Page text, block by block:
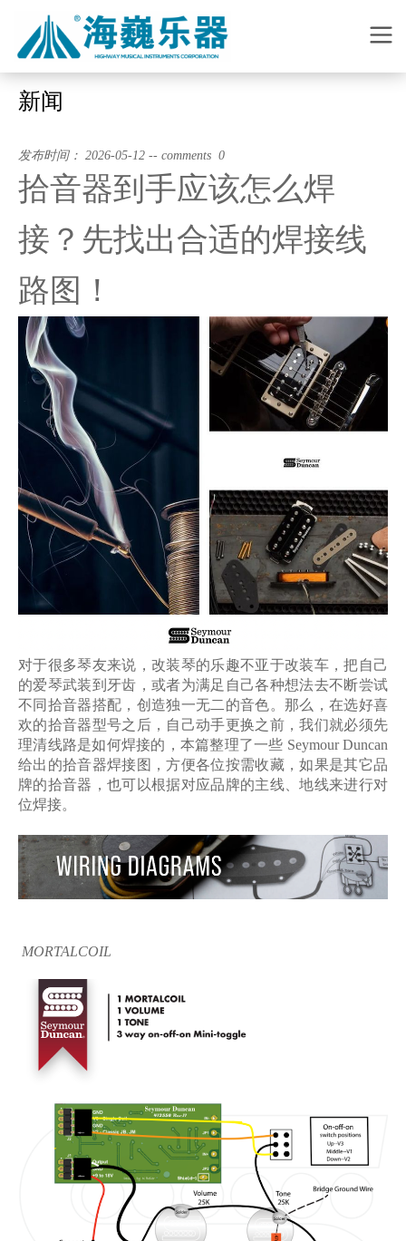
新闻
发布时间： 2026-05-12 -- comments 0
拾音器到手应该怎么焊
接？先找出合适的焊接线
路图！
对于很多琴友来说，改装琴的乐趣不亚于改装车，把自己
的爱琴武装到牙齿，或者为满足自己各种想法去不断尝试
不同拾音器搭配，创造独一无二的音色。那么，在选好喜
欢的拾音器型号之后，自己动手更换之前，我们就必须先
理清线路是如何焊接的，本篇整理了一些 Seymour Duncan
给出的拾音器焊接图，方便各位按需收藏，如果是其它品
牌的拾音器，也可以根据对应品牌的主线、地线来进行对
位焊接。
MORTALCOIL